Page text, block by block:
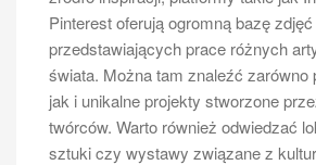
Pinterest oferują ogromną bazę zdjęć
przedstawiających prace różnych
świata. Można tam znaleźć zarówno
jak i unikalne projekty stworzone
twórców. Warto również odwiedzać
sztuki czy wystawy związane z